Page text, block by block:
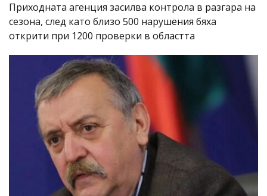
Приходната агенция засилва контрола в разгара на
сезона, след като близо 500 нарушения бяха
открити при 1200 проверки в областта